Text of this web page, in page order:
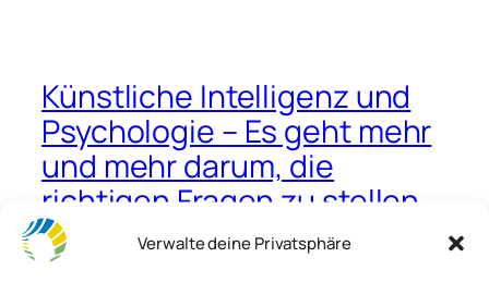
Verwalte deine Privatsphäre
Künstliche Intelligenz und
Psychologie – Es geht mehr
und mehr darum, die
richtigen Fragen zu stellen